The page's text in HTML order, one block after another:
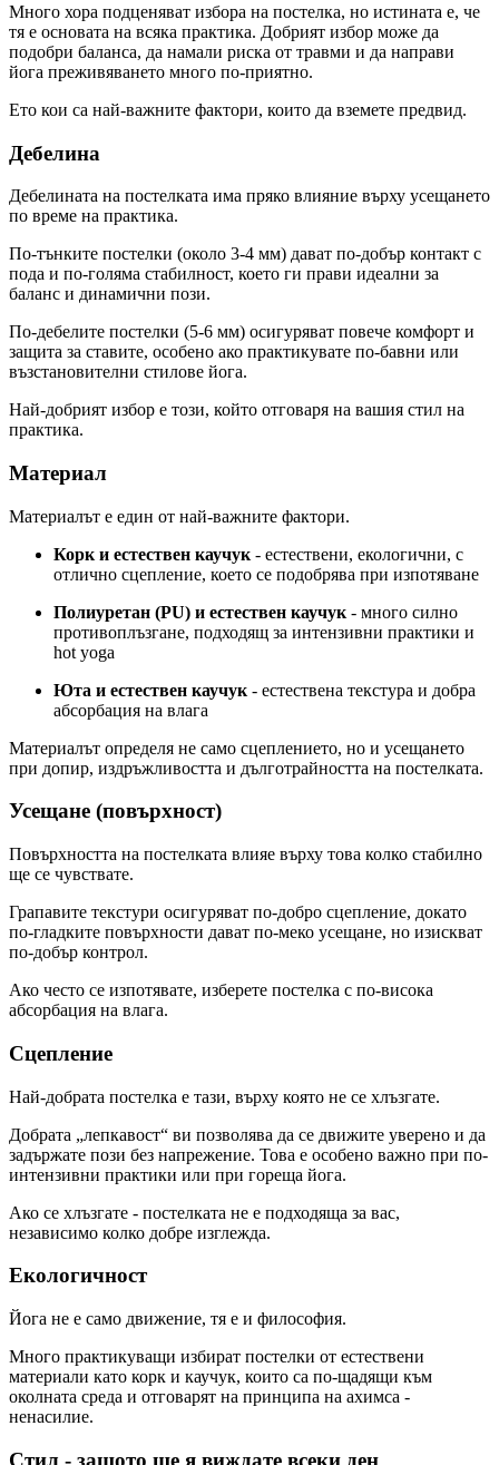
Много хора подценяват избора на постелка, но истината е, че
тя е основата на всяка практика. Добрият избор може да
подобри баланса, да намали риска от травми и да направи
йога преживяването много по-приятно.
Ето кои са най-важните фактори, които да вземете предвид.
Дебелина
Дебелината на постелката има пряко влияние върху усещането
по време на практика.
По-тънките постелки (около 3-4 мм) дават по-добър контакт с
пода и по-голяма стабилност, което ги прави идеални за
баланс и динамични пози.
По-дебелите постелки (5-6 мм) осигуряват повече комфорт и
защита за ставите, особено ако практикувате по-бавни или
възстановителни стилове йога.
Най-добрият избор е този, който отговаря на вашия стил на
практика.
Материал
Материалът е един от най-важните фактори.
Корк и естествен каучук - естествени, екологични, с
отлично сцепление, което се подобрява при изпотяване
Полиуретан (PU) и естествен каучук - много силно
противоплъзгане, подходящ за интензивни практики и
hot yoga
Юта и естествен каучук - естествена текстура и добра
абсорбация на влага
Материалът определя не само сцеплението, но и усещането
при допир, издръжливостта и дълготрайността на постелката.
Усещане (повърхност)
Повърхността на постелката влияе върху това колко стабилно
ще се чувствате.
Грапавите текстури осигуряват по-добро сцепление, докато
по-гладките повърхности дават по-меко усещане, но изискват
по-добър контрол.
Ако често се изпотявате, изберете постелка с по-висока
абсорбация на влага.
Сцепление
Най-добрата постелка е тази, върху която не се хлъзгате.
Добрата „лепкавост“ ви позволява да се движите уверено и да
задържате пози без напрежение. Това е особено важно при по-
интензивни практики или при гореща йога.
Ако се хлъзгате - постелката не е подходяща за вас,
независимо колко добре изглежда.
Екологичност
Йога не е само движение, тя е и философия.
Много практикуващи избират постелки от естествени
материали като корк и каучук, които са по-щадящи към
околната среда и отговарят на принципа на ахимса -
ненасилие.
Стил - защото ще я виждате всеки ден